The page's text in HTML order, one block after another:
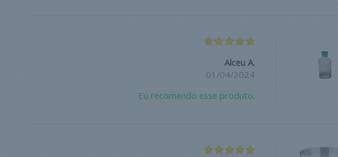
Alceu A.
01/04/2024
Eu recomendo esse produto.